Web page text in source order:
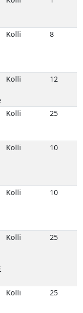
Kolli 10
Kolli 10
Kolli 25